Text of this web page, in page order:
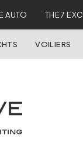
AUTO THE 7
VOILIERS